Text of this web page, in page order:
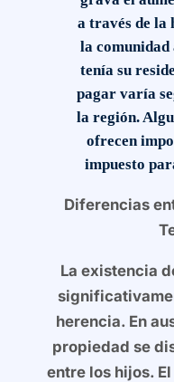
a través de la
la comunidad
tenía su
pagar varía
la región.
ofrecen
impuesto
Diferencias
La existencia
herencia. En
propiedad se
entre los hijos.